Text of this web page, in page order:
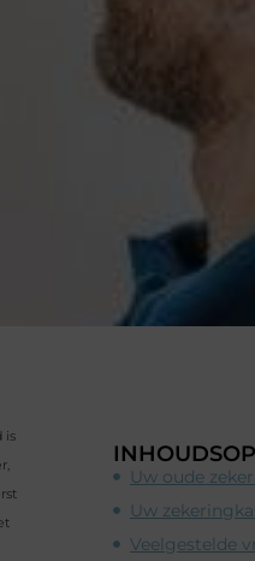
is
Uw oude
Uw
Veelgestelde